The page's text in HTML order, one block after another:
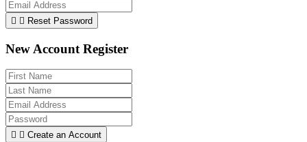
  Reset Password
New Account Register
  Create an Account